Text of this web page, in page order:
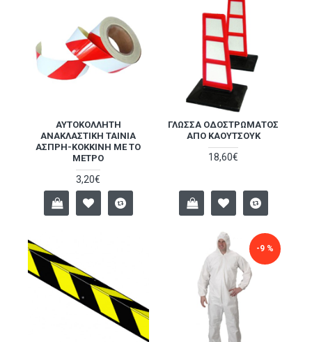
ΑΥΤΟΚΌΛΛΗΤΗ
ΑΝΑΚΛΑΣΤΙΚΉ ΤΑΙΝΊΑ
ΆΣΠΡΗ-ΚΌΚΚΙΝΗ ΜΕ ΤΟ
ΜΈΤΡΟ
3,20€
ΓΛΏΣΣΑ ΟΔΟΣΤΡΏΜΑΤΟΣ
ΑΠΌ ΚΑΟΥΤΣΟΎΚ
18,60€
-9 %